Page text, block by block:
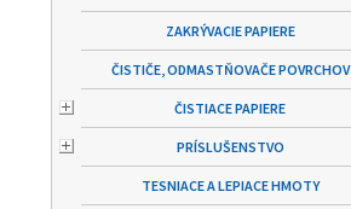
ZAKRÝVACIE PAPIERE
ČISTIČE, ODMASTŇOVAČE POVRCHOV
ČISTIACE PAPIERE
PRÍSLUŠENSTVO
TESNIACE A LEPIACE HMOTY